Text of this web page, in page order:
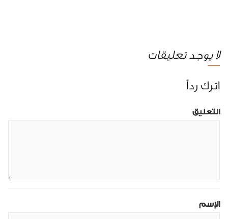
لا يوجد تعليقات
اترك رداً
التعليق
الإسم